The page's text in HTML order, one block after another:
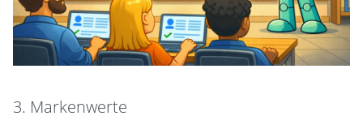
3. Markenwerte